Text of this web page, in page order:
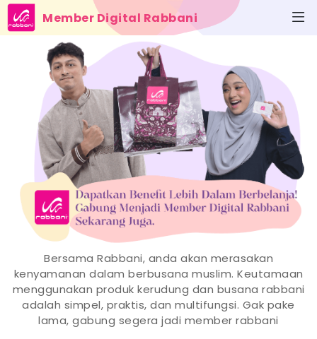
Member Digital Rabbani
Bersama Rabbani, anda akan merasakan
kenyamanan dalam berbusana muslim. Keutamaan
menggunakan produk kerudung dan busana rabbani
adalah simpel, praktis, dan multifungsi. Gak pake
lama, gabung segera jadi member rabbani